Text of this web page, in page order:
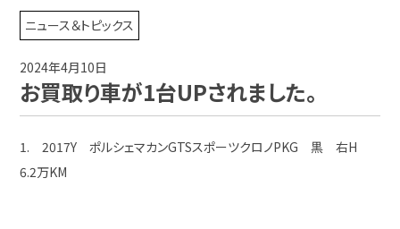
TUCの買取実績
店舗紹介
ニュース＆トピックス
2024年4月10日
お買取り車が1台UPされました。
1. 2017Y ポルシェマカンGTSスポーツクロノPKG 黒 右H
6.2万KM